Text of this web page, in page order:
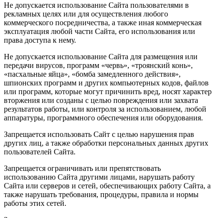
Не допускается использование Сайта пользователями в
рекламных целях или для осуществления любого
коммерческого посредничества, а также иная коммерческая
эксплуатация любой части Сайта, его использования или
права доступа к нему.
Не допускается использование Сайта для размещения или
передачи вирусов, программ «червь», «троянский конь»,
«пасхальные яйца», «бомба замедленного действия»,
шпионских программ и других компьютерных кодов, файлов
или программ, которые могут причинить вред, носят характер
вторжения или созданы с целью повреждения или захвата
результатов работы, или контроля за использованием, любой
аппаратуры, программного обеспечения или оборудования.
Запрещается использовать Сайт с целью нарушения прав
других лиц, а также обработки персональных данных других
пользователей Сайта.
Запрещается ограничивать или препятствовать
использованию Сайта другими лицами, нарушать работу
Сайта или серверов и сетей, обеспечивающих работу Сайта, а
также нарушать требования, процедуры, правила и нормы
работы этих сетей.